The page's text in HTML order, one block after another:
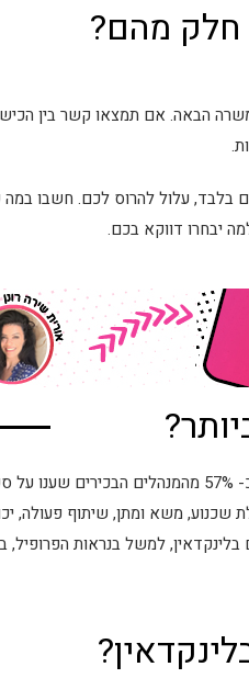
חלק מהם?
הבאה. אם תמצאו קשר בין
בלבד, עלול להרוס לכם. חשבו במה
יבחרו דווקא בכם.
מעבר לידע המקצועי הנדרש למשרה כזו או אחרת, דרושות גם מיומנויות רכות. כ- 57% מהמנהלים הבכירים
שכנוע, משא ומתן, שיתוף פעולה,
למשל בנראות הפרופיל,